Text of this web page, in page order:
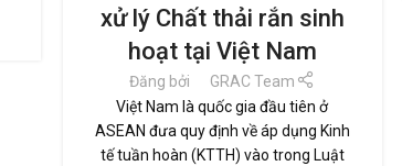
xử lý Chất thải rắn sinh
hoạt tại Việt Nam
Đăng bởi
GRAC Team
Việt Nam là quốc gia đầu tiên ở
ASEAN đưa quy định về áp dụng Kinh
tế tuần hoàn (KTTH) vào trong Luật